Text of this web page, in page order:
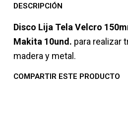
DESCRIPCIÓN
Disco Lija Tela Velcro
Makita 10und. para realizar
madera y metal.
COMPARTIR ESTE PRODUCTO